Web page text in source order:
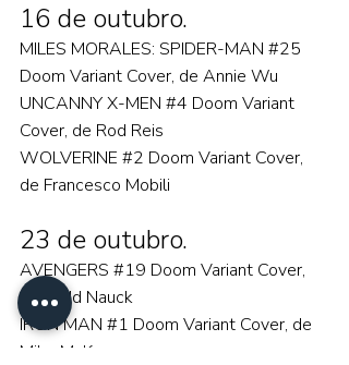
16 de outubro.
MILES MORALES: SPIDER-MAN #25
Doom Variant Cover, de Annie Wu
UNCANNY X-MEN #4 Doom Variant
Cover, de Rod Reis
WOLVERINE #2 Doom Variant Cover,
de Francesco Mobili
23 de outubro.
AVENGERS #19 Doom Variant Cover,
de Todd Nauck
IRON MAN #1 Doom Variant Cover, de
Mike McKone